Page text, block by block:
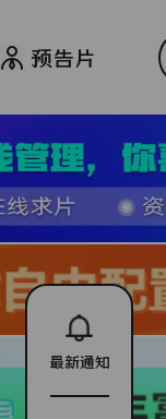
预告片
最新通知